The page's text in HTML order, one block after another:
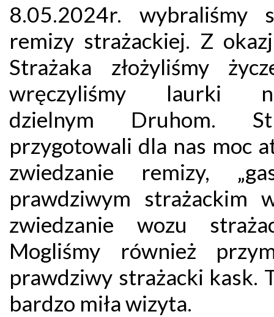
8.05.2024r. wybraliśmy
remizy strażackiej. Z
Strażaka złożyliśmy
wręczyliśmy laurki
dzielnym Druhom.
przygotowali dla nas moc
zwiedzanie remizy,
prawdziwym strażackim
zwiedzanie wozu
Mogliśmy również
prawdziwy strażacki kask.
bardzo miła wizyta.